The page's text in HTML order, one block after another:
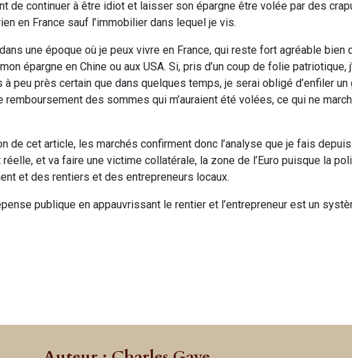
de continuer à être idiot et laisser son épargne être volée par des
en France sauf l’immobilier dans lequel je vis.
une époque où je peux vivre en France, qui reste fort agréable
épargne en Chine ou aux USA. Si, pris d’un coup de folie
peu près certain que dans quelques temps, je serai obligé d’enfiler
des sommes qui m’auraient été volées, ce qui ne
de cet article, les marchés confirment donc l’analyse que je fais
et va faire une victime collatérale, la zone de l’Euro puisque la
et des rentiers et des entrepreneurs locaux.
publique en appauvrissant le rentier et l’entrepreneur est un